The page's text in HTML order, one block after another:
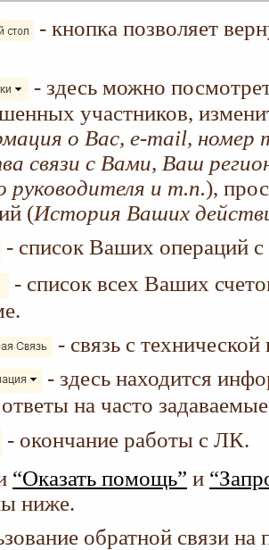
- кнопка позволяет
- здесь можно
участников,
о Вас, e-mail, номер
связи с Вами, Ваш
руководителя и т.п.),
(История Ваших
- список Ваших операций
- список всех Ваших
- связь с
- здесь находится
на часто
- окончание работы с ЛК.
“Оказать помощь” и
ниже.
обратной связи